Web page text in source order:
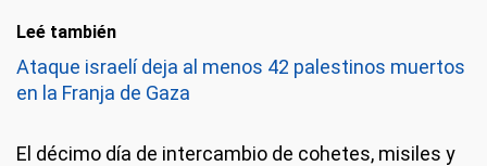
Leé también
Ataque israelí deja al menos 42 palestinos muertos
en la Franja de Gaza
El décimo día de intercambio de cohetes, misiles y